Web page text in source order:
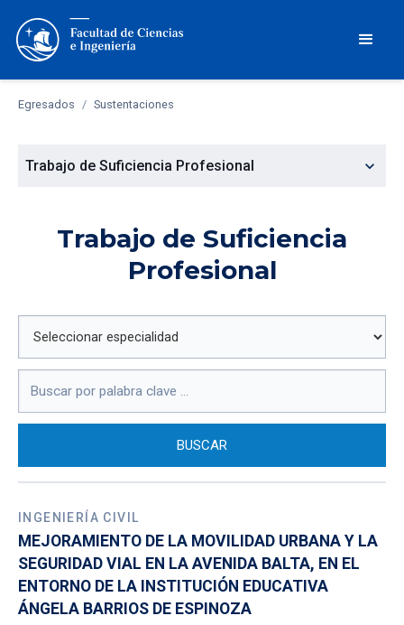
Egresados / Sustentaciones
Trabajo de Suficiencia Profesional expand_more
Trabajo de Suficiencia
Profesional
INGENIERÍA CIVIL
MEJORAMIENTO DE LA MOVILIDAD URBANA Y LA
SEGURIDAD VIAL EN LA AVENIDA BALTA, EN EL
ENTORNO DE LA INSTITUCIÓN EDUCATIVA
ÁNGELA BARRIOS DE ESPINOZA